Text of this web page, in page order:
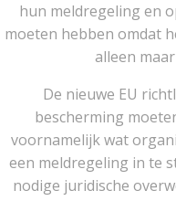
hun meldregeling en
moeten hebben omdat
alleen
De nieuwe EU
bescherming
voornamelijk wat
een meldregeling in te
nodige juridische